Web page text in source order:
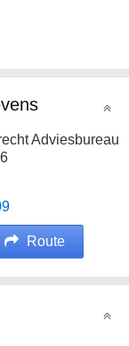
Adviesbureau
Route